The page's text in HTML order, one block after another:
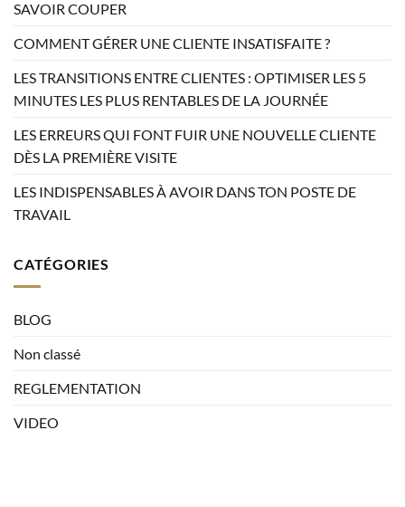
SAVOIR COUPER
COMMENT GÉRER UNE CLIENTE INSATISFAITE ?
LES TRANSITIONS ENTRE CLIENTES : OPTIMISER LES 5
MINUTES LES PLUS RENTABLES DE LA JOURNÉE
LES ERREURS QUI FONT FUIR UNE NOUVELLE CLIENTE
DÈS LA PREMIÈRE VISITE
LES INDISPENSABLES À AVOIR DANS TON POSTE DE
TRAVAIL
CATÉGORIES
BLOG
Non classé
REGLEMENTATION
VIDEO